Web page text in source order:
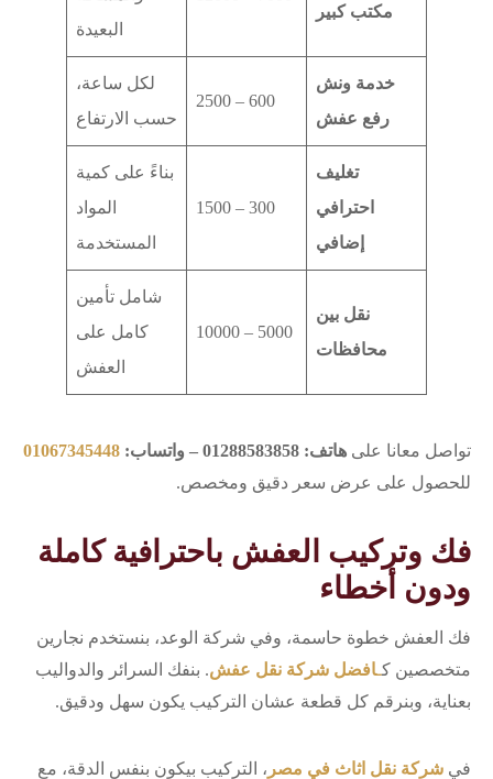
مكتب كبير
البعيدة
خدمة ونش
رفع عفش
600 – 2500
لكل ساعة،
حسب الارتفاع
تغليف
احترافي
إضافي
300 – 1500
بناءً على كمية
المواد
المستخدمة
نقل بين
محافظات
5000 – 10000
شامل تأمين
كامل على
العفش
تواصل معانا على هاتف: 01288583858 – واتساب:
01067345448
للحصول على عرض سعر دقيق ومخصص.
فك وتركيب العفش باحترافية كاملة
ودون أخطاء
فك العفش خطوة حاسمة، وفي شركة الوعد، بنستخدم نجارين
متخصصين كـافضل شركة نقل عفش. بنفك السرائر والدواليب
بعناية، وبنرقم كل قطعة عشان التركيب يكون سهل ودقيق.
في شركة نقل اثاث في مصر ، التركيب بيكون بنفس الدقة، مع